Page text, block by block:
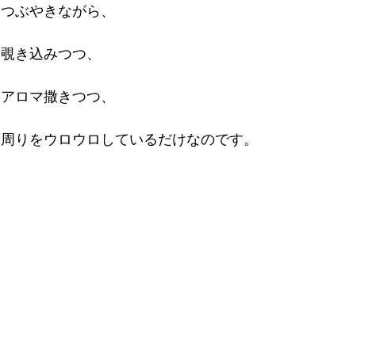
つぶやきながら、
覗き込みつつ、
アロマ撒きつつ、
周りをウロウロしているだけなのです。